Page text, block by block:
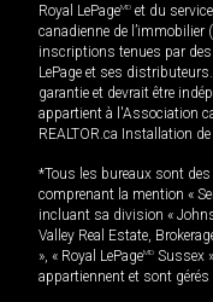
Royal LePageMD et du
canadienne de l’immobilier
inscriptions tenues par des
LePage et ses
garantie et devrait être
appartient à l'Association
REALTOR.ca Installation
*Tous les bureaux sont
comprenant la mention «
incluant sa division «
Valley Real Estate,
», « Royal LePageMD Sussex
appartiennent et sont